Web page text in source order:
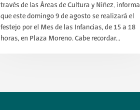
través de las Áreas de Cultura y Niñez, informa
que este domingo 9 de agosto se realizará el
festejo por el Mes de las Infancias, de 15 a 18
horas, en Plaza Moreno. Cabe recordar...